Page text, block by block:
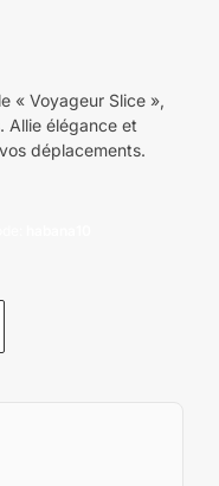
« Voyageur Slice »,
Allie élégance et
déplacements.